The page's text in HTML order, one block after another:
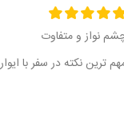
نواز و متفاوت
ترین نکته در سفر با